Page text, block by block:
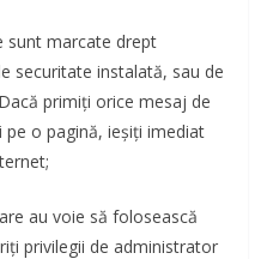
sunt marcate drept
securitate instalată, sau de
primiţi orice mesaj de
o pagină, ieşiţi imediat
au voie să folosească
privilegii de administrator